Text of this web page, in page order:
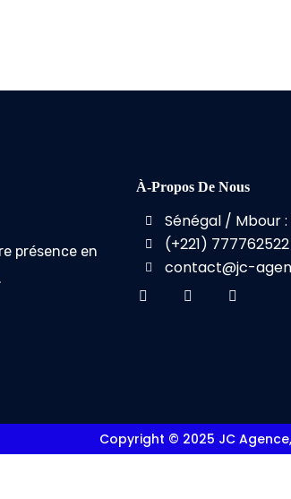
présence en
À-Propos De Nous
Sénégal / Mbour
(+221) 777762522
contact@jc-
Copyright © 2025 JC